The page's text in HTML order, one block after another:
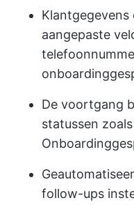
Klantgegevens
aangepaste
De voortgang
statussen
follow-ups